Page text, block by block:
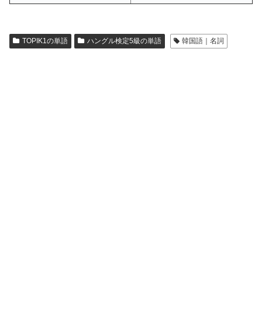
TOPIK1の単語 ハングル検定5級の単語 韓国語｜名詞